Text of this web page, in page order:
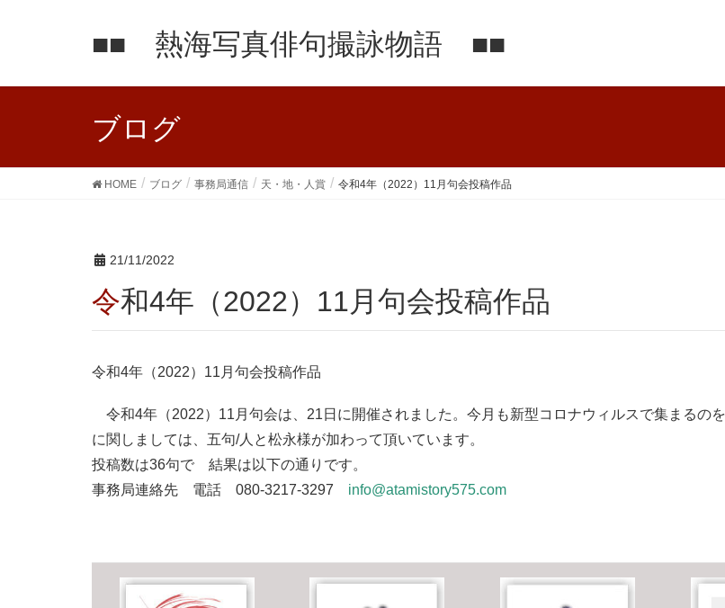
■■ 熱海写真俳句撮詠物語 ■■
ブログ
HOME ブログ 事務局通信 天・地・人賞 令和4年（2022）11月句会投稿作品
21/11/2022
令和4年（2022）11月句会投稿作品
令和4年（2022）11月句会投稿作品
令和4年（2022）11月句会は、21日に開催されました。今月も新型コロナウィルスで集まるの
に関しましては、五句/人と松永様が加わって頂いています。
投稿数は36句で 結果は以下の通りです。
事務局連絡先 電話 080-3217-3297 info@atamistory575.com